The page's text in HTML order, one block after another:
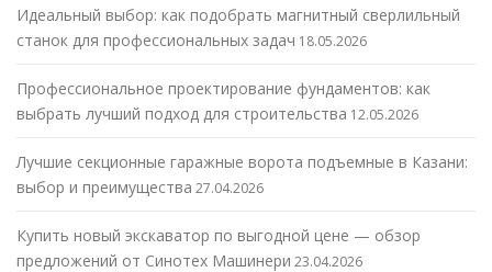
Идеальный выбор: как подобрать магнитный сверлильный
станок для профессиональных задач 18.05.2026
Профессиональное проектирование фундаментов: как
выбрать лучший подход для строительства 12.05.2026
Лучшие секционные гаражные ворота подъемные в Казани:
выбор и преимущества 27.04.2026
Купить новый экскаватор по выгодной цене — обзор
предложений от Синотех Машинери 23.04.2026